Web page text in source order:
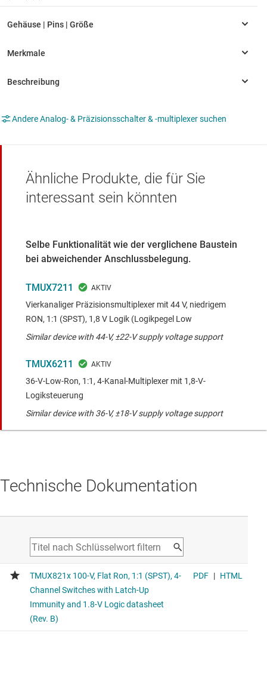
Andere Analog- & Präzisionsschalter & -multiplexer suchen
Ähnliche Produkte, die für Sie
interessant sein könnten
Selbe Funktionalität wie der verglichene Baustein
bei abweichender Anschlussbelegung.
TMUX7211
Vierkanaliger Präzisionsmultiplexer mit 44 V, niedrigem
RON, 1:1 (SPST), 1,8 V Logik (Logikpegel Low
Similar device with 44-V, ±22-V supply voltage support
TMUX6211
36-V-Low-Ron, 1:1, 4-Kanal-Multiplexer mit 1,8-V-
Logiksteuerung
Similar device with 36-V, ±18-V supply voltage support
Technische Dokumentation